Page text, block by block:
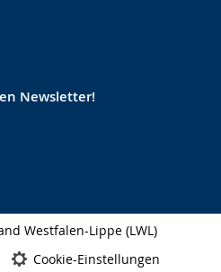
Newsletter!
Westfalen-Lippe (LWL)
Cookie-Einstellungen